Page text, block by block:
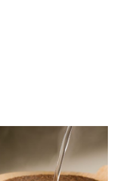
令和6年1月～3月 コーヒーイ
ンストラクター3級講習会 日
程のお知らせ